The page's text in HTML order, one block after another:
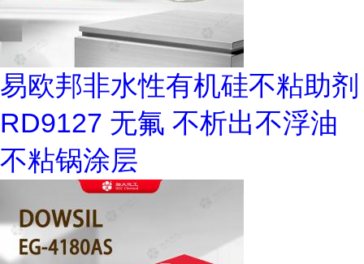
易欧邦非水性有机硅不粘助剂
RD9127 无氟 不析出不浮油
不粘锅涂层